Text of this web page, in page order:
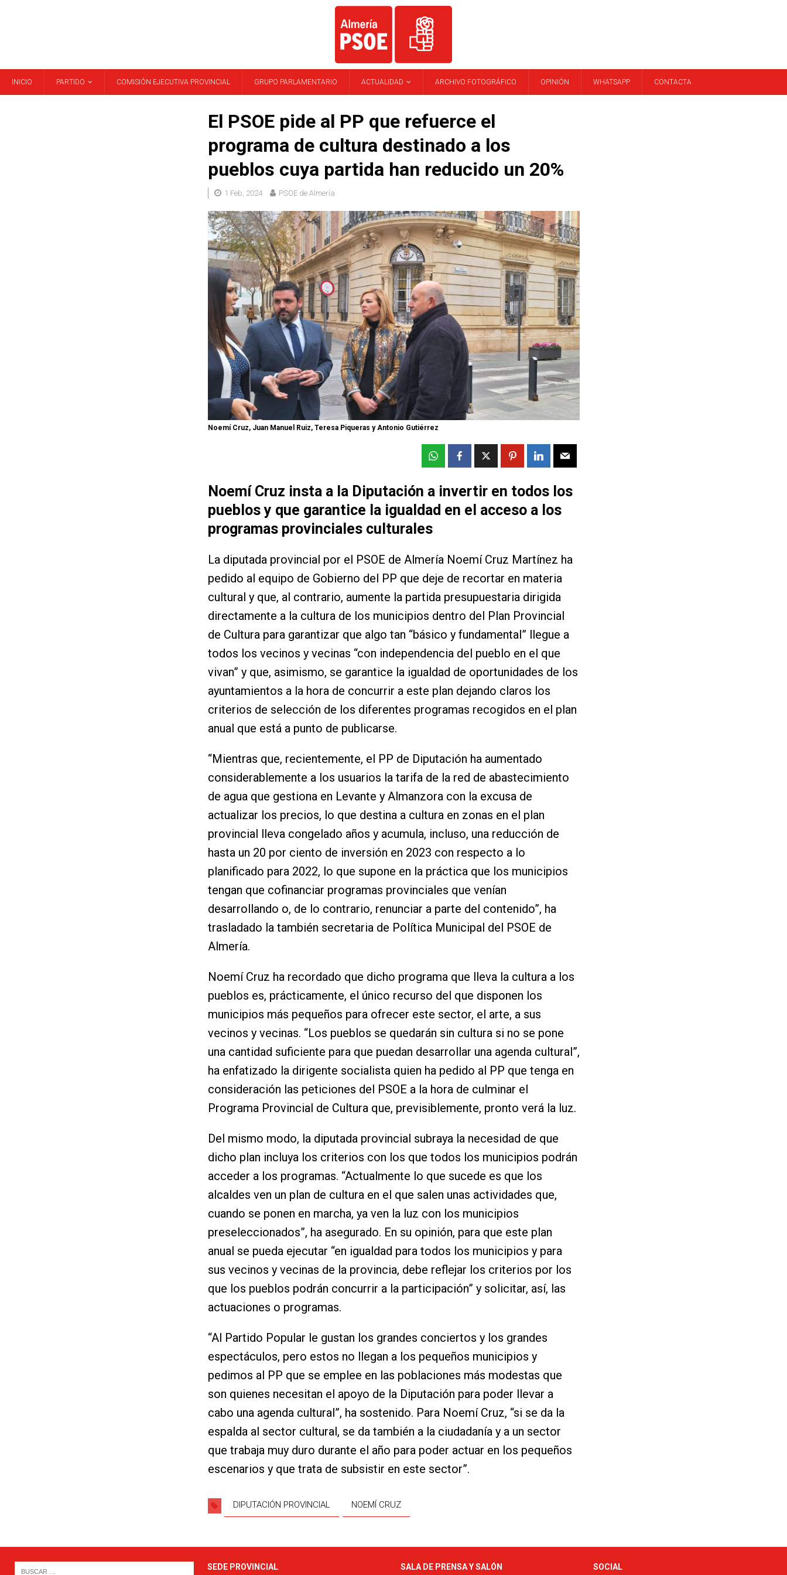
INICIO PARTIDO COMISIÓN EJECUTIVA PROVINCIAL GRUPO PARLAMENTARIO ACTUALIDAD ARCHIVO FOTOGRÁFICO OPINIÓN WHATSAPP CONTACTA
El PSOE pide al PP que refuerce el
programa de cultura destinado a los
pueblos cuya partida han reducido un 20%
1 Feb, 2024 PSOE de Almería
Noemí Cruz, Juan Manuel Ruiz, Teresa Piqueras y Antonio Gutiérrez
Noemí Cruz insta a la Diputación a invertir en todos los
pueblos y que garantice la igualdad en el acceso a los
programas provinciales culturales
La diputada provincial por el PSOE de Almería Noemí Cruz Martínez ha
pedido al equipo de Gobierno del PP que deje de recortar en materia
cultural y que, al contrario, aumente la partida presupuestaria dirigida
directamente a la cultura de los municipios dentro del Plan Provincial
de Cultura para garantizar que algo tan “básico y fundamental” llegue a
todos los vecinos y vecinas “con independencia del pueblo en el que
vivan” y que, asimismo, se garantice la igualdad de oportunidades de los
ayuntamientos a la hora de concurrir a este plan dejando claros los
criterios de selección de los diferentes programas recogidos en el plan
anual que está a punto de publicarse.
“Mientras que, recientemente, el PP de Diputación ha aumentado
considerablemente a los usuarios la tarifa de la red de abastecimiento
de agua que gestiona en Levante y Almanzora con la excusa de
actualizar los precios, lo que destina a cultura en zonas en el plan
provincial lleva congelado años y acumula, incluso, una reducción de
hasta un 20 por ciento de inversión en 2023 con respecto a lo
planificado para 2022, lo que supone en la práctica que los municipios
tengan que cofinanciar programas provinciales que venían
desarrollando o, de lo contrario, renunciar a parte del contenido”, ha
trasladado la también secretaria de Política Municipal del PSOE de
Almería.
Noemí Cruz ha recordado que dicho programa que lleva la cultura a los
pueblos es, prácticamente, el único recurso del que disponen los
municipios más pequeños para ofrecer este sector, el arte, a sus
vecinos y vecinas. “Los pueblos se quedarán sin cultura si no se pone
una cantidad suficiente para que puedan desarrollar una agenda cultural”,
ha enfatizado la dirigente socialista quien ha pedido al PP que tenga en
consideración las peticiones del PSOE a la hora de culminar el
Programa Provincial de Cultura que, previsiblemente, pronto verá la luz.
Del mismo modo, la diputada provincial subraya la necesidad de que
dicho plan incluya los criterios con los que todos los municipios podrán
acceder a los programas. “Actualmente lo que sucede es que los
alcaldes ven un plan de cultura en el que salen unas actividades que,
cuando se ponen en marcha, ya ven la luz con los municipios
preseleccionados”, ha asegurado. En su opinión, para que este plan
anual se pueda ejecutar “en igualdad para todos los municipios y para
sus vecinos y vecinas de la provincia, debe reflejar los criterios por los
que los pueblos podrán concurrir a la participación” y solicitar, así, las
actuaciones o programas.
“Al Partido Popular le gustan los grandes conciertos y los grandes
espectáculos, pero estos no llegan a los pequeños municipios y
pedimos al PP que se emplee en las poblaciones más modestas que
son quienes necesitan el apoyo de la Diputación para poder llevar a
cabo una agenda cultural”, ha sostenido. Para Noemí Cruz, “si se da la
espalda al sector cultural, se da también a la ciudadanía y a un sector
que trabaja muy duro durante el año para poder actuar en los pequeños
escenarios y que trata de subsistir en este sector”.
DIPUTACIÓN PROVINCIAL NOEMÍ CRUZ
SEDE PROVINCIAL SALA DE PRENSA Y SALÓN SOCIAL